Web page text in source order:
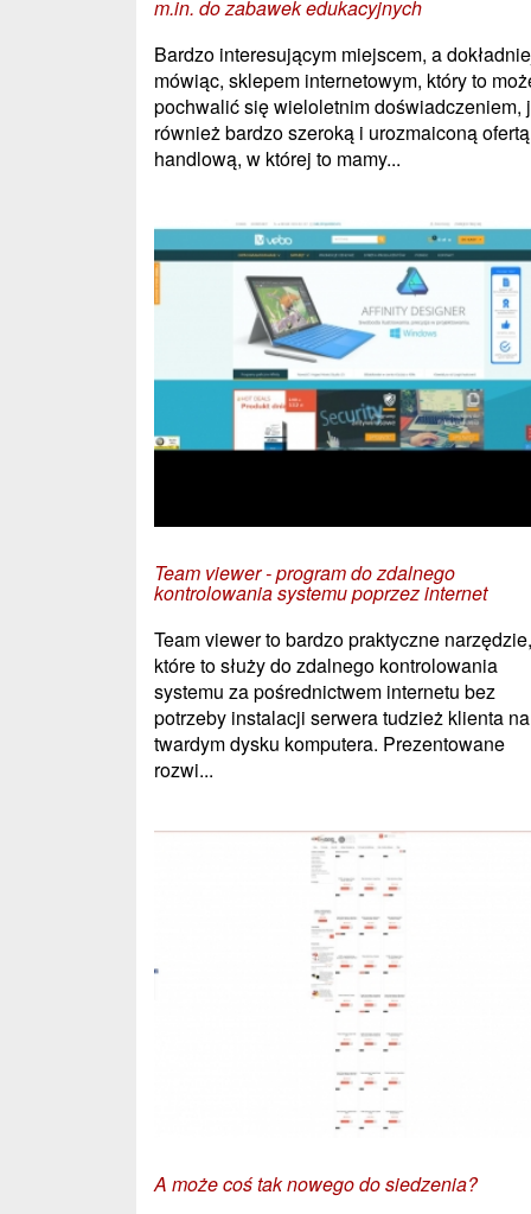
m.in. do zabawek edukacyjnych
Bardzo interesującym miejscem, a
mówiąc, sklepem internetowym, który to
pochwalić się wieloletnim doświadczeniem,
również bardzo szeroką i urozmaiconą ofertą
handlową, w której to mamy...
Team viewer - program do zdalnego
kontrolowania systemu poprzez internet
Team viewer to bardzo praktyczne narzędzie,
które to służy do zdalnego kontrolowania
systemu za pośrednictwem internetu bez
potrzeby instalacji serwera tudzież klienta na
twardym dysku komputera. Prezentowane
rozwi...
A może coś tak nowego do siedzenia?